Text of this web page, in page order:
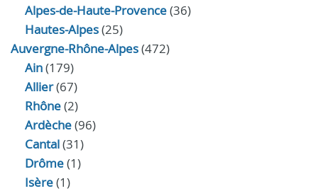
Alpes-de-Haute-Provence(36)
Hautes-Alpes(25)
Auvergne-Rhône-Alpes(472)
Ain(179)
Allier(67)
Rhône(2)
Ardèche(96)
Cantal(31)
Drôme(1)
Isère(1)